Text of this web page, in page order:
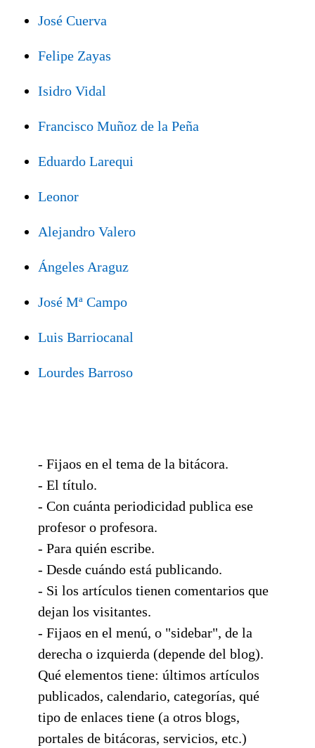
José Cuerva
Felipe Zayas
Isidro Vidal
Francisco Muñoz de la Peña
Eduardo Larequi
Leonor
Alejandro Valero
Ángeles Araguz
José Mª Campo
Luis Barriocanal
Lourdes Barroso
- Fijaos en el tema de la bitácora.
- El título.
- Con cuánta periodicidad publica ese
profesor o profesora.
- Para quién escribe.
- Desde cuándo está publicando.
- Si los artículos tienen comentarios que
dejan los visitantes.
- Fijaos en el menú, o "sidebar", de la
derecha o izquierda (depende del blog).
Qué elementos tiene: últimos artículos
publicados, calendario, categorías, qué
tipo de enlaces tiene (a otros blogs,
portales de bitácoras, servicios, etc.)